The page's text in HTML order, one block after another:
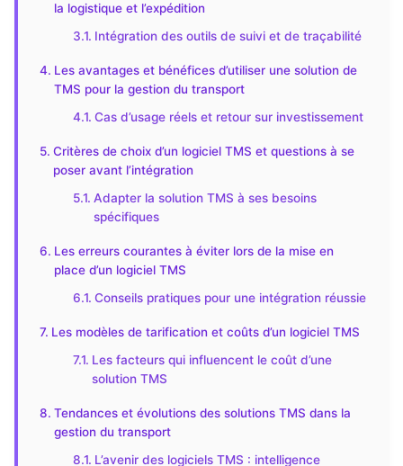
la logistique et l’expédition
Intégration des outils de suivi et de traçabilité
Les avantages et bénéfices d’utiliser une solution de
TMS pour la gestion du transport
Cas d’usage réels et retour sur investissement
Critères de choix d’un logiciel TMS et questions à se
poser avant l’intégration
Adapter la solution TMS à ses besoins
spécifiques
Les erreurs courantes à éviter lors de la mise en
place d’un logiciel TMS
Conseils pratiques pour une intégration réussie
Les modèles de tarification et coûts d’un logiciel TMS
Les facteurs qui influencent le coût d’une
solution TMS
Tendances et évolutions des solutions TMS dans la
gestion du transport
L’avenir des logiciels TMS : intelligence